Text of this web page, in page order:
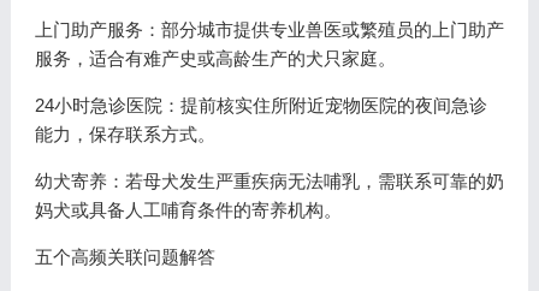
上门助产服务：部分城市提供专业兽医或繁殖员的上门助产
服务，适合有难产史或高龄生产的犬只家庭。
24小时急诊医院：提前核实住所附近宠物医院的夜间急诊
能力，保存联系方式。
幼犬寄养：若母犬发生严重疾病无法哺乳，需联系可靠的奶
妈犬或具备人工哺育条件的寄养机构。
五个高频关联问题解答